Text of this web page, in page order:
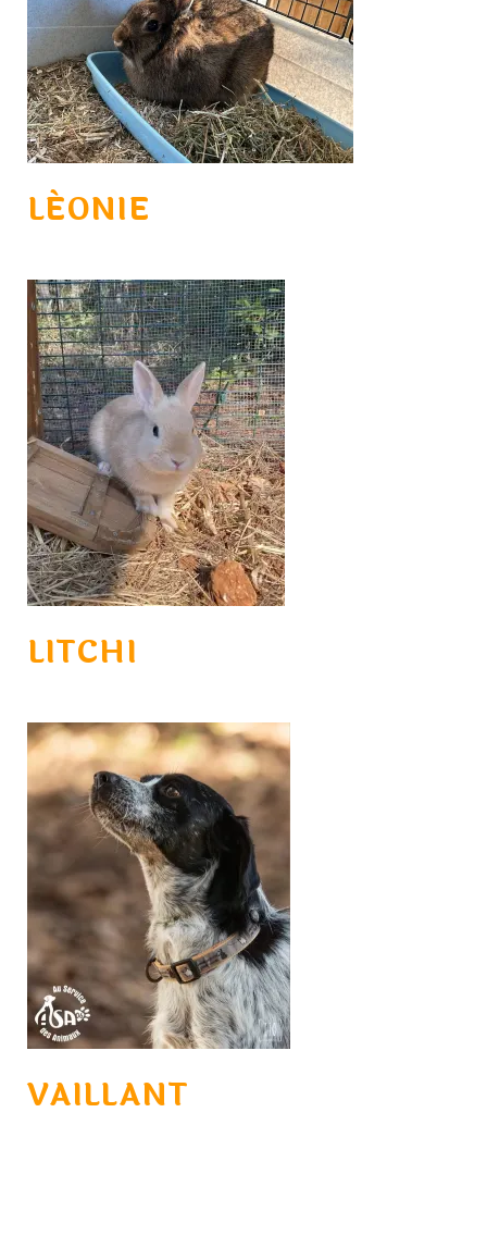
LÉONIE
LITCHI
VAILLANT